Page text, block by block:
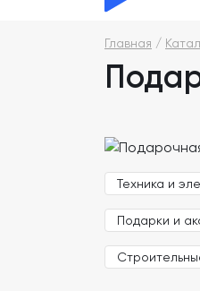
Главная
Техника и
Подарки и